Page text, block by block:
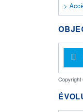
>
Copyright